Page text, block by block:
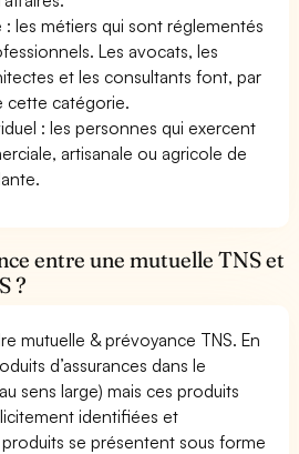
les métiers qui sont réglementés
Les avocats, les
et les consultants font, par
cette catégorie.
: les personnes qui exercent
artisanale ou agricole de
entre une mutuelle TNS et
?
mutuelle & prévoyance TNS. En
d’assurances dans le
sens large) mais ces produits
identifiées et
se présentent sous forme